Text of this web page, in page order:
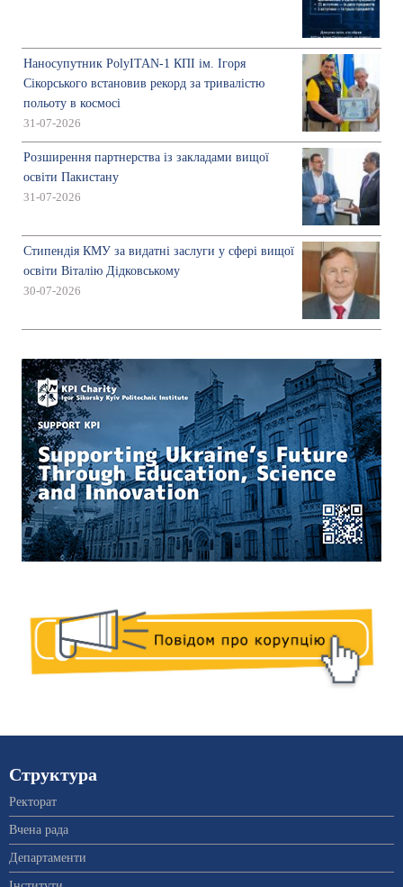
Наносупутник PolyITAN-1 КПІ ім. Ігоря
Сікорського встановив рекорд за тривалістю
польоту в космосі
31-07-2026
Розширення партнерства із закладами вищої
освіти Пакистану
31-07-2026
Стипендія КМУ за видатні заслуги у сфері вищої
освіти Віталію Дідковському
30-07-2026
Структура
Ректорат
Вчена рада
Департаменти